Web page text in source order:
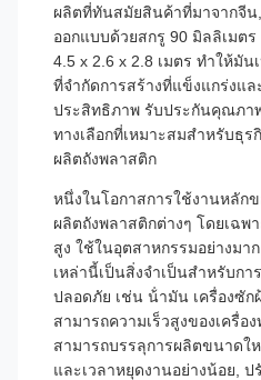
ผลิตที่ทันสมัยสินค้าที่มาจากจีน
ออกแบบด้วยสกรู 90 มิลลิเมต
4.5 x 2.6 x 2.8 เมตร ทําให้มั
ที่จํากัดการสร้างที่แข็งแกร่งแ
ประสิทธิภาพ รับประกันคุณภา
ทางเลือกที่เหมาะสมสําหรับธุร
ผลิตถังพลาสติก
หนึ่งในโอกาสการใช้งานหลักข
ผลิตถังพลาสติกต่างๆ โดยเฉพ
สูง ใช้ในอุตสาหกรรมอย่างมา
เหล่านี้เป็นสิ่งจําเป็นสําหรับกา
ปลอดภัย เช่น น้ํามัน เครื่องซัก
สามารถความเร็วสูงของเครื่อ
สามารถบรรลุการผลิตขนาด
และเวลาหยุดงานอย่างน้อย,